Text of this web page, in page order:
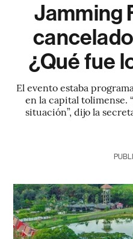
Jamming
¿Qué fue
El evento estaba
en la capital tolimense.
situación”, dijo la